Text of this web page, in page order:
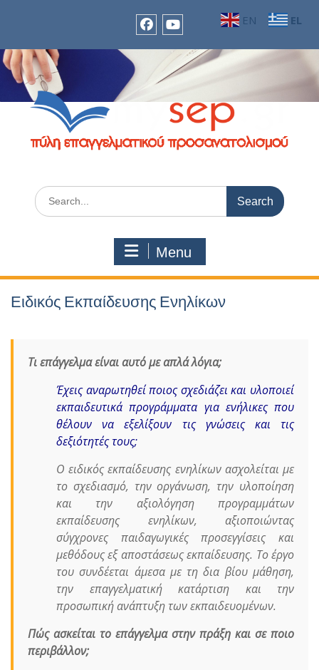
Search
for:
Menu
Ειδικός Εκπαίδευσης Ενηλίκων
Τι επάγγελμα είναι αυτό με απλά λόγια;
Έχεις αναρωτηθεί ποιος σχεδιάζει και υλοποιεί
εκπαιδευτικά προγράμματα για ενήλικες που
θέλουν να εξελίξουν τις γνώσεις και τις
δεξιότητές τους;
Ο ειδικός εκπαίδευσης ενηλίκων ασχολείται με
το σχεδιασμό, την οργάνωση, την υλοποίηση
και την αξιολόγηση προγραμμάτων
εκπαίδευσης ενηλίκων, αξιοποιώντας
σύγχρονες παιδαγωγικές προσεγγίσεις και
μεθόδους εξ αποστάσεως εκπαίδευσης. Το έργο
του συνδέεται άμεσα με τη δια βίου μάθηση,
την επαγγελματική κατάρτιση και την
προσωπική ανάπτυξη των εκπαιδευομένων.
Πώς ασκείται το επάγγελμα στην πράξη και σε ποιο
περιβάλλον;
EN EL